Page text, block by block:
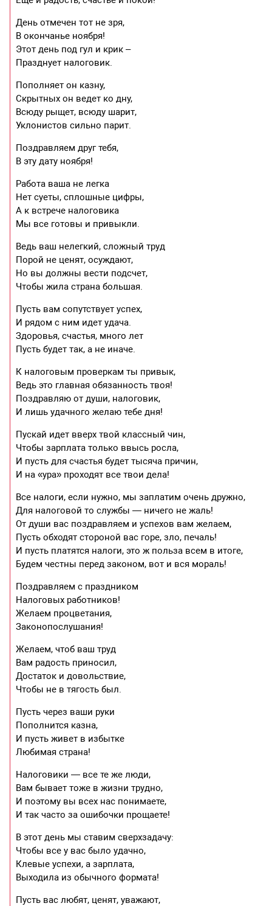
День отмечен тот не зря,
В окончанье ноября!
Этот день под гул и крик –
Празднует налоговик.
Пополняет он казну,
Скрытных он ведет ко дну,
Всюду рыщет, всюду шарит,
Уклонистов сильно парит.
Поздравляем друг тебя,
В эту дату ноября!
Работа ваша не легка
Нет суеты, сплошные цифры,
А к встрече налоговика
Мы все готовы и привыкли.
Ведь ваш нелегкий, сложный труд
Порой не ценят, осуждают,
Но вы должны вести подсчет,
Чтобы жила страна большая.
Пусть вам сопутствует успех,
И рядом с ним идет удача.
Здоровья, счастья, много лет
Пусть будет так, а не иначе.
К налоговым проверкам ты привык,
Ведь это главная обязанность твоя!
Поздравляю от души, налоговик,
И лишь удачного желаю тебе дня!
Пускай идет вверх твой классный чин,
Чтобы зарплата только ввысь росла,
И пусть для счастья будет тысяча причин,
И на «ура» проходят все твои дела!
Все налоги, если нужно, мы заплатим очень дружно,
Для налоговой то службы — ничего не жаль!
От души вас поздравляем и успехов вам желаем,
Пусть обходят стороной вас горе, зло, печаль!
И пусть платятся налоги, это ж польза всем в итоге,
Будем честны перед законом, вот и вся мораль!
Поздравляем с праздником
Налоговых работников!
Желаем процветания,
Законопослушания!
Желаем, чтоб ваш труд
Вам радость приносил,
Достаток и довольствие,
Чтобы не в тягость был.
Пусть через ваши руки
Пополнится казна,
И пусть живет в избытке
Любимая страна!
Налоговики — все те же люди,
Вам бывает тоже в жизни трудно,
И поэтому вы всех нас понимаете,
И так часто за ошибочки прощаете!
В этот день мы ставим сверхзадачу:
Чтобы все у вас было удачно,
Клевые успехи, а зарплата,
Выходила из обычного формата!
Пусть вас любят, ценят, уважают,